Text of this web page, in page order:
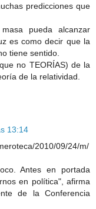
predicciones que
pueda alcanzar
es como decir que la
tiene sentido.
no TEORÍAS) de la
de la relatividad.
13:14
2010/09/24/m/
Antes en portada
en política", afirma
de la Conferencia